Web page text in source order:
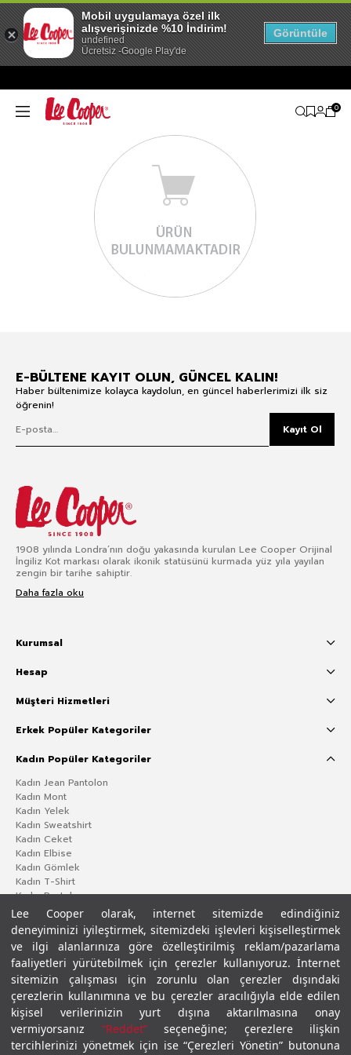
Lee Cooper olarak, internet sitemizde edindiğiniz
deneyiminizi iyileştirmek, sitemizdeki işlevleri kişiselleştirmek
ve ilgi alanlarınıza göre özelleştirilmiş reklam/pazarlama
faaliyetleri yürütebilmek için çerezler kullanıyoruz. İnternet
sitemizin çalışması için zorunlu olan çerezler dışındaki
çerezlerin kullanımına ve bu çerezler aracılığıyla elde edilen
kişisel verilerinizin yurt dışına aktarılmasına onay
vermiyorsanız “Reddet”seçeneğine; çerezlere ilişkin
tercihlerinizi yönetmek için ise “Çerezleri Yönetin” butonuna
0
E-BÜLTENE KAYIT OLUN, GÜNCEL KALIN!
Haber bültenimize kolayca kaydolun, en güncel haberlerimizi ilk siz
öğrenin!
Kayıt Ol
1908 yılında Londra’nın doğu yakasında kurulan Lee Cooper Orijinal
İngiliz Kot markası olarak ikonik statüsünü kurmada yüz yıla yayılan
zengin bir tarihe sahiptir.
Daha fazla oku
Kurumsal
Hesap
Müşteri Hizmetleri
Erkek Popüler Kategoriler
Kadın Popüler Kategoriler
Kadın Jean Pantolon
Kadın Mont
Kadın Yelek
Kadın Sweatshirt
Kadın Ceket
Kadın Elbise
Kadın Gömlek
Kadın T-Shirt
Kadın Pantolon
Gizlilik PolitikasıÇerez PolitikasıKVKK Aydınlatma MetniŞartlar ve Koşullar
Mobil uygulamaya özel ilk
alışverişinizde %10 İndirim!
undefined
Ücretsiz -Google Play'de
Görüntüle